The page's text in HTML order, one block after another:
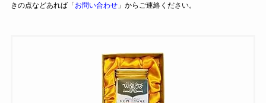
きの点などあれば「お問い合わせ」からご連絡ください。